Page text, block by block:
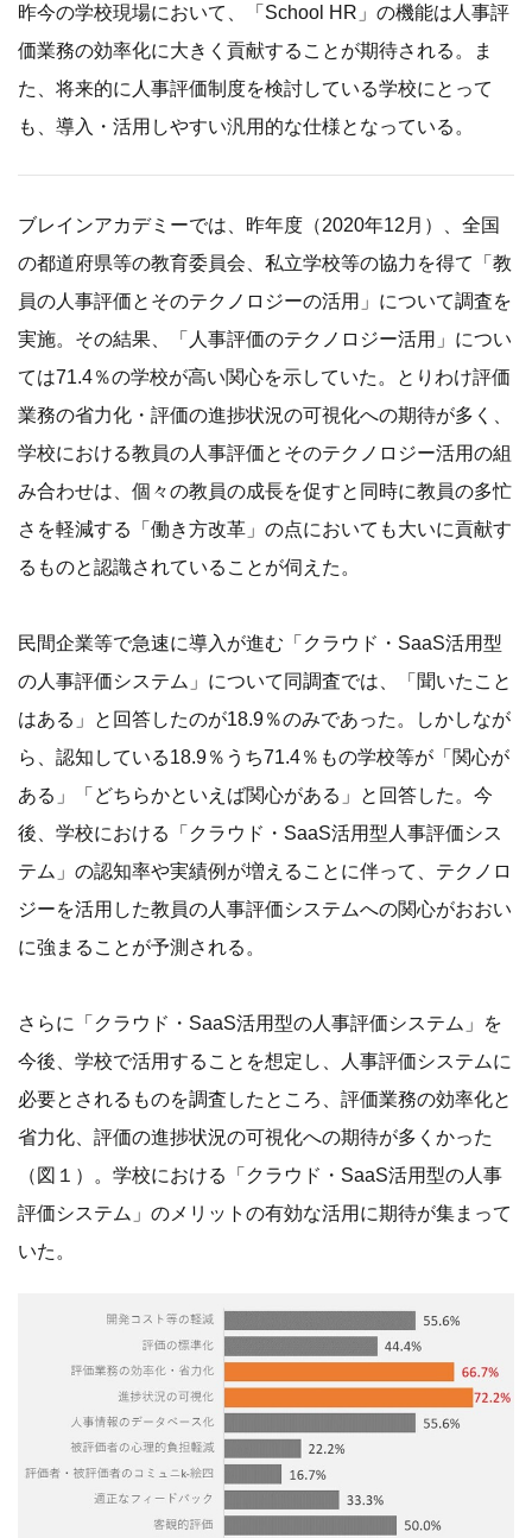
昨今の学校現場において、「School HR」の機能は人事評
価業務の効率化に大きく貢献することが期待される。ま
た、将来的に人事評価制度を検討している学校にとって
も、導入・活用しやすい汎用的な仕様となっている。
ブレインアカデミーでは、昨年度（2020年12月）、全国
の都道府県等の教育委員会、私立学校等の協力を得て「教
員の人事評価とそのテクノロジーの活用」について調査を
実施。その結果、「人事評価のテクノロジー活用」につい
ては71.4％の学校が高い関心を示していた。とりわけ評価
業務の省力化・評価の進捗状況の可視化への期待が多く、
学校における教員の人事評価とそのテクノロジー活用の組
み合わせは、個々の教員の成長を促すと同時に教員の多忙
さを軽減する「働き方改革」の点においても大いに貢献す
るものと認識されていることが伺えた。
民間企業等で急速に導入が進む「クラウド・SaaS活用型
の人事評価システム」について同調査では、「聞いたこと
はある」と回答したのが18.9％のみであった。しかしなが
ら、認知している18.9％うち71.4％もの学校等が「関心が
ある」「どちらかといえば関心がある」と回答した。今
後、学校における「クラウド・SaaS活用型人事評価シス
テム」の認知率や実績例が増えることに伴って、テクノロ
ジーを活用した教員の人事評価システムへの関心がおおい
に強まることが予測される。
さらに「クラウド・SaaS活用型の人事評価システム」を
今後、学校で活用することを想定し、人事評価システムに
必要とされるものを調査したところ、評価業務の効率化と
省力化、評価の進捗状況の可視化への期待が多くかった
（図１）。学校における「クラウド・SaaS活用型の人事
評価システム」のメリットの有効な活用に期待が集まって
いた。